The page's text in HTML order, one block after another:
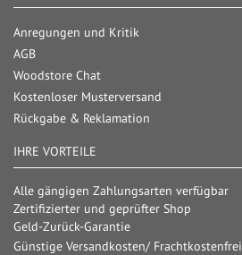
Anregungen und Kritik
AGB
Woodstore Chat
Kostenloser Musterversand
Rückgabe & Reklamation
IHRE VORTEILE
Alle gängigen Zahlungsarten verfügbar
Zertifizierter und geprüfter Shop
Geld-Zurück-Garantie
Günstige Versandkosten/